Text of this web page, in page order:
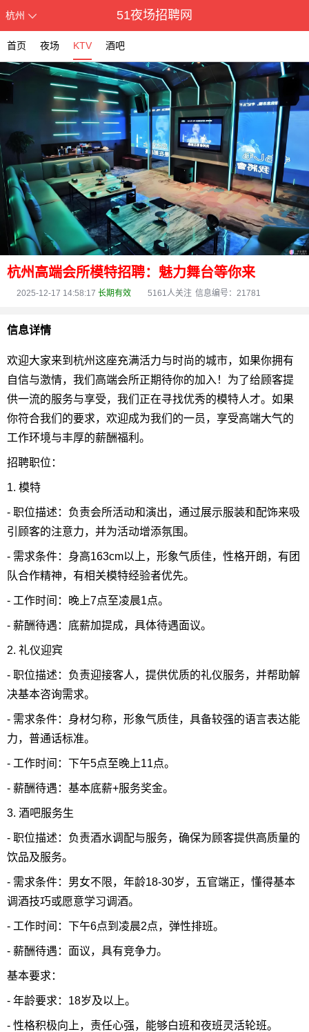
杭州 51夜场招聘网
首页 夜场 KTV 酒吧
杭州高端会所模特招聘：魅力舞台等你来
2025-12-17 14:58:17 长期有效 5161人关注 信息编号：21781
信息详情
欢迎大家来到杭州这座充满活力与时尚的城市，如果你拥有
自信与激情，我们高端会所正期待你的加入！为了给顾客提
供一流的服务与享受，我们正在寻找优秀的模特人才。如果
你符合我们的要求，欢迎成为我们的一员，享受高端大气的
工作环境与丰厚的薪酬福利。
招聘职位：
1. 模特
- 职位描述：负责会所活动和演出，通过展示服装和配饰来吸
引顾客的注意力，并为活动增添氛围。
- 需求条件：身高163cm以上，形象气质佳，性格开朗，有团
队合作精神，有相关模特经验者优先。
- 工作时间：晚上7点至凌晨1点。
- 薪酬待遇：底薪加提成，具体待遇面议。
2. 礼仪迎宾
- 职位描述：负责迎接客人，提供优质的礼仪服务，并帮助解
决基本咨询需求。
- 需求条件：身材匀称，形象气质佳，具备较强的语言表达能
力，普通话标准。
- 工作时间：下午5点至晚上11点。
- 薪酬待遇：基本底薪+服务奖金。
3. 酒吧服务生
- 职位描述：负责酒水调配与服务，确保为顾客提供高质量的
饮品及服务。
- 需求条件：男女不限，年龄18-30岁，五官端正，懂得基本
调酒技巧或愿意学习调酒。
- 工作时间：下午6点到凌晨2点，弹性排班。
- 薪酬待遇：面议，具有竞争力。
基本要求：
- 年龄要求：18岁及以上。
- 性格积极向上，责任心强，能够白班和夜班灵活轮班。